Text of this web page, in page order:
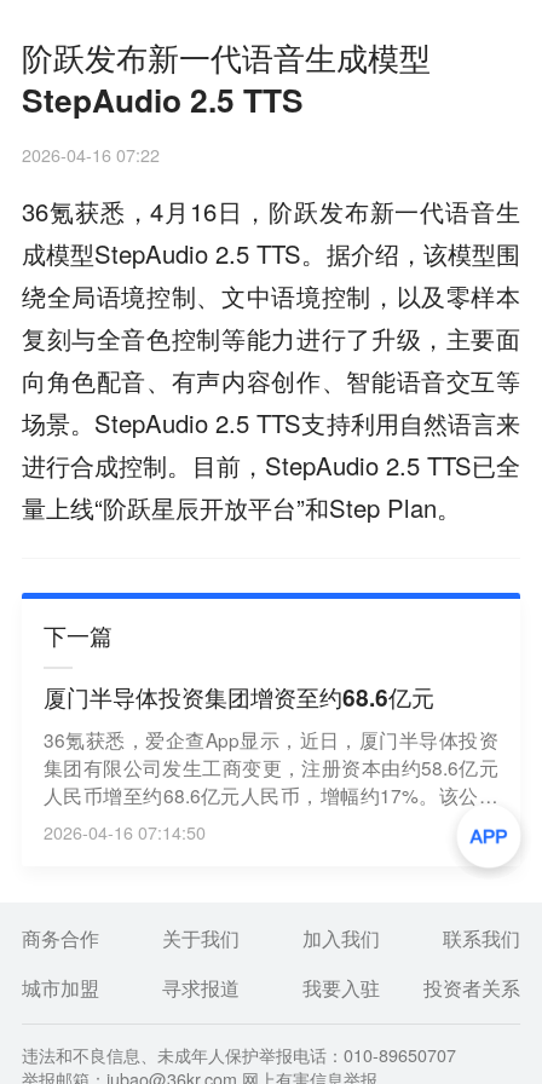
阶跃发布新一代语音生成模型
StepAudio 2.5 TTS
2026-04-16 07:22
36氪获悉，4月16日，阶跃发布新一代语音生
成模型StepAudio 2.5 TTS。据介绍，该模型围
绕全局语境控制、文中语境控制，以及零样本
复刻与全音色控制等能力进行了升级，主要面
向角色配音、有声内容创作、智能语音交互等
场景。StepAudio 2.5 TTS支持利用自然语言来
进行合成控制。目前，StepAudio 2.5 TTS已全
量上线“阶跃星辰开放平台”和Step Plan。
下一篇
厦门半导体投资集团增资至约68.6亿元
36氪获悉，爱企查App显示，近日，厦门半导体投资
集团有限公司发生工商变更，注册资本由约58.6亿元
人民币增至约68.6亿元人民币，增幅约17%。该公司
成立于2016年12月，法定代表人为吴文，经营范围为
以自有资金从事投资活动、自有资金投资的资产管理
服务、半导体分立器件制造、工程和技术研究和试验
司、厦门海沧投资集团有限公司共同持股。
2026-04-16 07:14:50
商务合作 关于我们 加入我们
联系我们
城市加盟
寻求报道 我要入驻 投资者关系
违法和不良信息、未成年人保护举报电话：010-89650707